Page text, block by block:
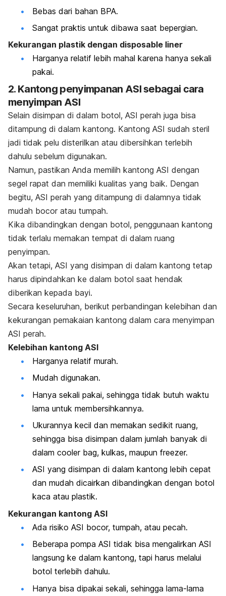
Bebas dari bahan BPA.
Sangat praktis untuk dibawa saat bepergian.
Kekurangan plastik dengan disposable liner
Harganya relatif lebih mahal karena hanya sekali
pakai.
2. Kantong penyimpanan ASI sebagai cara
menyimpan ASI
Selain disimpan di dalam botol, ASI perah juga bisa
ditampung di dalam kantong. Kantong ASI sudah steril
jadi tidak pelu disterilkan atau dibersihkan terlebih
dahulu sebelum digunakan.
Namun, pastikan Anda memilih kantong ASI dengan
segel rapat dan memiliki kualitas yang baik. Dengan
begitu, ASI perah yang ditampung di dalamnya tidak
mudah bocor atau tumpah.
Kika dibandingkan dengan botol, penggunaan kantong
tidak terlalu memakan tempat di dalam ruang
penyimpan.
Akan tetapi, ASI yang disimpan di dalam kantong tetap
harus dipindahkan ke dalam botol saat hendak
diberikan kepada bayi.
Secara keseluruhan, berikut perbandingan kelebihan dan
kekurangan pemakaian kantong dalam cara menyimpan
ASI perah.
Kelebihan kantong ASI
Harganya relatif murah.
Mudah digunakan.
Hanya sekali pakai, sehingga tidak butuh waktu
lama untuk membersihkannya.
Ukurannya kecil dan memakan sedikit ruang,
sehingga bisa disimpan dalam jumlah banyak di
dalam cooler bag, kulkas, maupun freezer.
ASI yang disimpan di dalam kantong lebih cepat
dan mudah dicairkan dibandingkan dengan botol
kaca atau plastik.
Kekurangan kantong ASI
Ada risiko ASI bocor, tumpah, atau pecah.
Beberapa pompa ASI tidak bisa mengalirkan ASI
langsung ke dalam kantong, tapi harus melalui
botol terlebih dahulu.
Hanya bisa dipakai sekali, sehingga lama-lama